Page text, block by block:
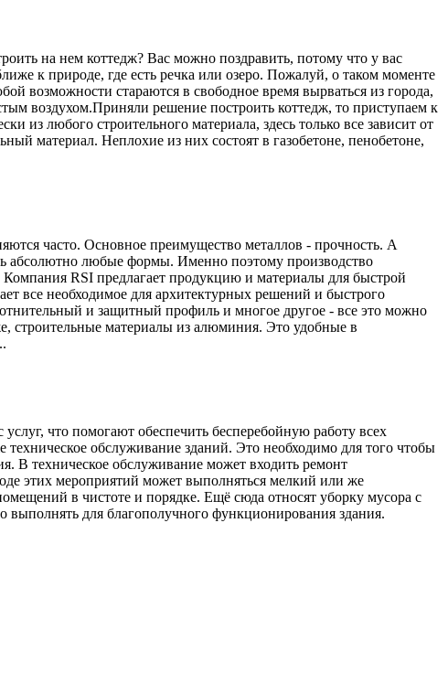
на нем коттедж? Вас можно поздравить, потому что у вас
к природе, где есть речка или озеро. Пожалуй, о таком моменте
возможности стараются в свободное время вырваться из города,
воздухом.Приняли решение построить коттедж, то приступаем к
из любого строительного материала, здесь только все зависит от
материал. Неплохие из них состоят в газобетоне, пенобетоне,
часто. Основное преимущество металлов - прочность. А
абсолютно любые формы. Именно поэтому производство
RSI предлагает продукцию и материалы для быстрой
все необходимое для архитектурных решений и быстрого
и защитный профиль и многое другое - все это можно
строительные материалы из алюминия. Это удобные в
что помогают обеспечить бесперебойную работу всех
обслуживание зданий. Это необходимо для того чтобы
В техническое обслуживание может входить ремонт
этих мероприятий может выполняться мелкий или же
в чистоте и порядке. Ещё сюда относят уборку мусора с
для благополучного функционирования здания.